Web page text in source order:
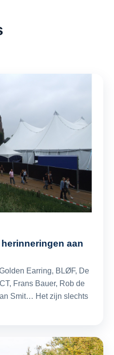
aan
Earring, BLØF, De
Frans Bauer, Rob de
Smit… Het zijn slechts